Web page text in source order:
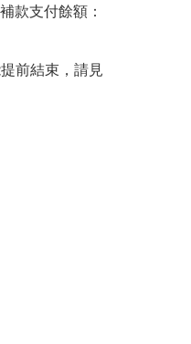
款支付餘額：
前結束，請見